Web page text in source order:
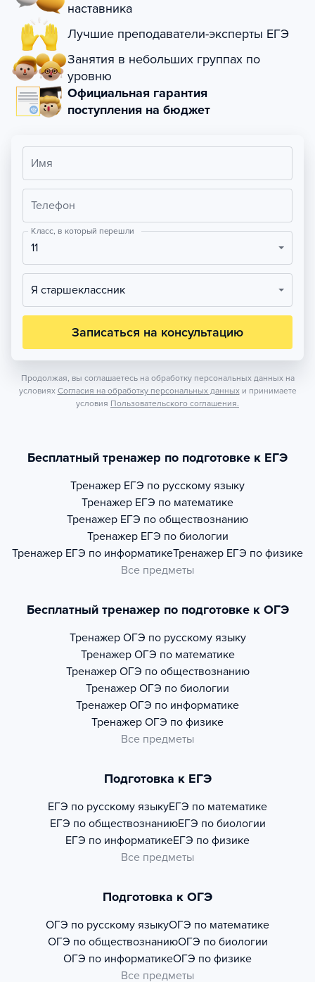
наставника
Лучшие преподаватели-эксперты ЕГЭ
Занятия в небольших группах по
уровню
Официальная гарантия
поступления на бюджет
Имя
Телефон
Класс, в который перешли
11
Я старшеклассник
Записаться на консультацию
Продолжая, вы соглашаетесь на обработку персональных данных на
условиях Согласия на обработку персональных данных и принимаете
условия Пользовательского соглашения.
Бесплатный тренажер по подготовке к ЕГЭ
Тренажер ЕГЭ по русскому языку
Тренажер ЕГЭ по математике
Тренажер ЕГЭ по обществознанию
Тренажер ЕГЭ по биологии
Тренажер ЕГЭ по информатикеТренажер ЕГЭ по физике
Все предметы
Бесплатный тренажер по подготовке к ОГЭ
Тренажер ОГЭ по русскому языку
Тренажер ОГЭ по математике
Тренажер ОГЭ по обществознанию
Тренажер ОГЭ по биологии
Тренажер ОГЭ по информатике
Тренажер ОГЭ по физике
Все предметы
Подготовка к ЕГЭ
ЕГЭ по русскому языкуЕГЭ по математике
ЕГЭ по обществознаниюЕГЭ по биологии
ЕГЭ по информатикеЕГЭ по физике
Все предметы
Подготовка к ОГЭ
ОГЭ по русскому языкуОГЭ по математике
ОГЭ по обществознаниюОГЭ по биологии
ОГЭ по информатикеОГЭ по физике
Все предметы